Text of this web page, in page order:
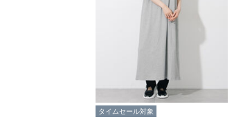
タイムセール対象